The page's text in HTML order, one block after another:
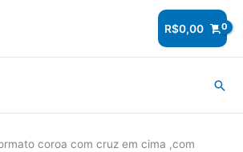
R$0,00
coroa com cruz em cima ,com